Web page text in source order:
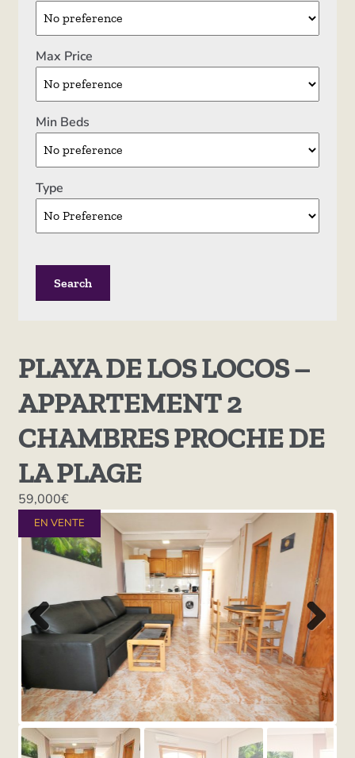
Demander une évaluation
Informations
Nous contacter
Recherche de propriété
Vente
Max Price
Min Beds
Type
PLAYA DE LOS LOCOS –
APPARTEMENT 2
CHAMBRES PROCHE DE
LA PLAGE
59,000€
EN VENTE
Previ
Next